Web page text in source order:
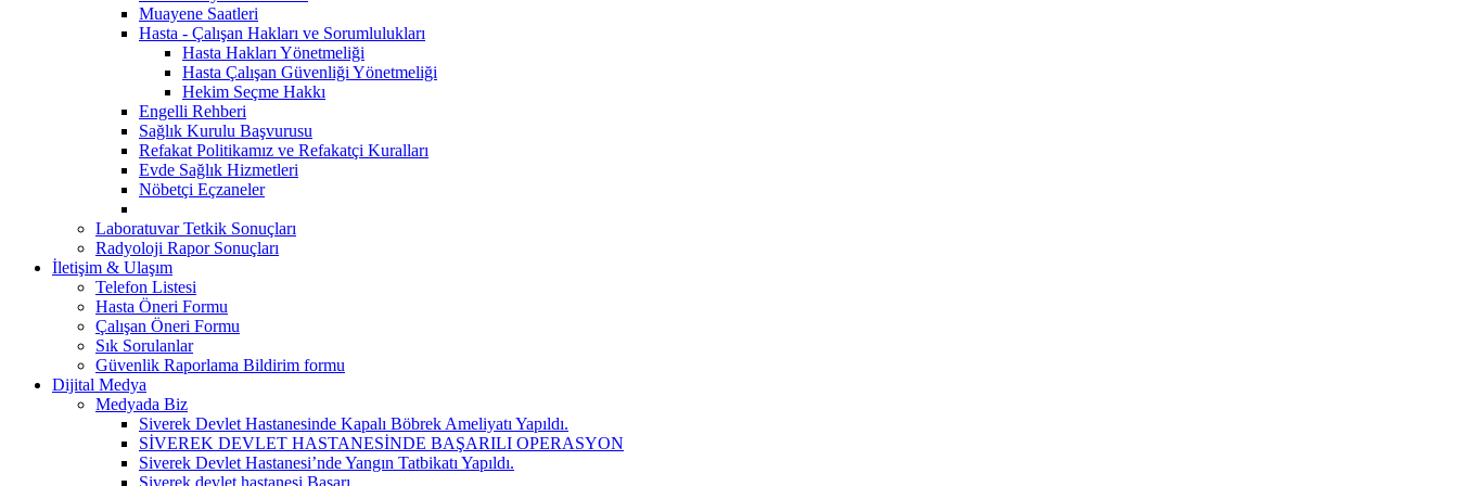
Muayene Saatleri
Hasta - Çalışan Hakları ve Sorumlulukları
Hasta Hakları Yönetmeliği
Hasta Çalışan Güvenliği Yönetmeliği
Hekim Seçme Hakkı
Engelli Rehberi
Sağlık Kurulu Başvurusu
Refakat Politikamız ve Refakatçi Kuralları
Evde Sağlık Hizmetleri
Nöbetçi Eçzaneler
Laboratuvar Tetkik Sonuçları
Radyoloji Rapor Sonuçları
İletişim & Ulaşım
Telefon Listesi
Hasta Öneri Formu
Çalışan Öneri Formu
Sık Sorulanlar
Güvenlik Raporlama Bildirim formu
Dijital Medya
Medyada Biz
Siverek Devlet Hastanesinde Kapalı Böbrek Ameliyatı Yapıldı.
SİVEREK DEVLET HASTANESİNDE BAŞARILI OPERASYON
Siverek Devlet Hastanesi’nde Yangın Tatbikatı Yapıldı.
Siverek devlet hastanesi Başarı